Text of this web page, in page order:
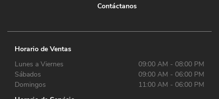
Contáctanos
Horario de Ventas
Lunes a Viernes
09:00 AM - 08:00 PM
Sábados
09:00 AM - 06:00 PM
Domingos
11:00 AM - 06:00 PM